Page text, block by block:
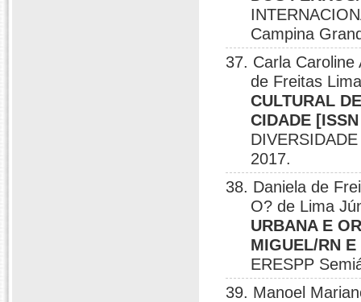
Campina
37. Carla
de Freitas
CULTURAL
CIDADE
2017.
38. Daniela de
O? de Lima
URBANA E
MIGUEL/RN
ERESPP
39. Manoel